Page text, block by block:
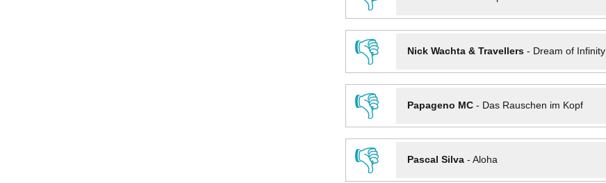
👎
Nick Wachta & Travellers- Dream of Infinity
👎
Papageno MC- Das Rauschen im Kopf
👎
Pascal Silva- Aloha